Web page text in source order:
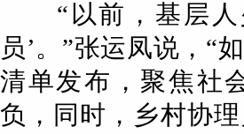
“以前，基层人
员’。”张运凤说，“
清单发布，聚焦社
负，同时，乡村协